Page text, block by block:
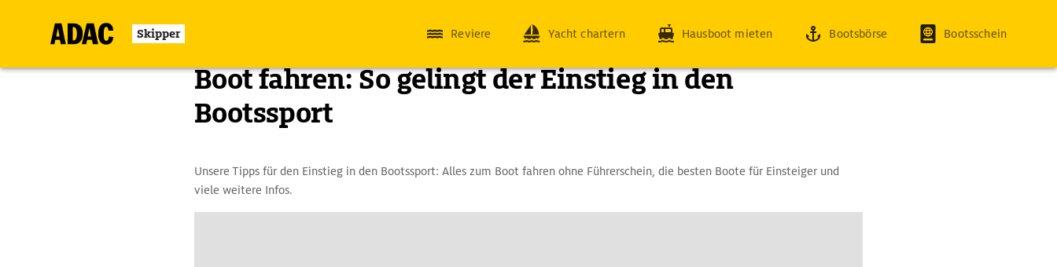
Skipper Reviere Yacht chartern Hausboot mieten Bootsbörse Bootsschein
Boot fahren: So gelingt der Einstieg in den
Bootssport
Unsere Tipps für den Einstieg in den Bootssport: Alles zum Boot fahren ohne Führerschein, die besten Boote für Einsteiger und
viele weitere Infos.